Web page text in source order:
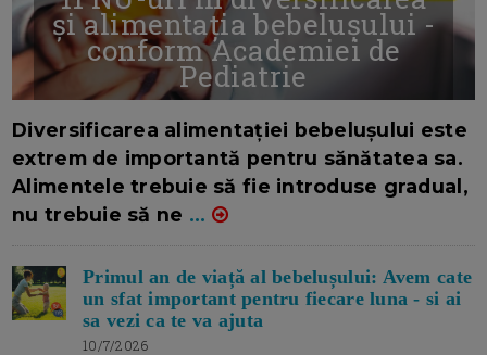
și alimentația bebelușului -
conform Academiei de
Pediatrie
Diversificarea alimentației bebelușului este
extrem de importantă pentru sănătatea sa.
Alimentele trebuie să fie introduse gradual,
nu trebuie să ne ...
Primul an de viață al bebelușului: Avem cate
un sfat important pentru fiecare luna - si ai
sa vezi ca te va ajuta
10/7/2026